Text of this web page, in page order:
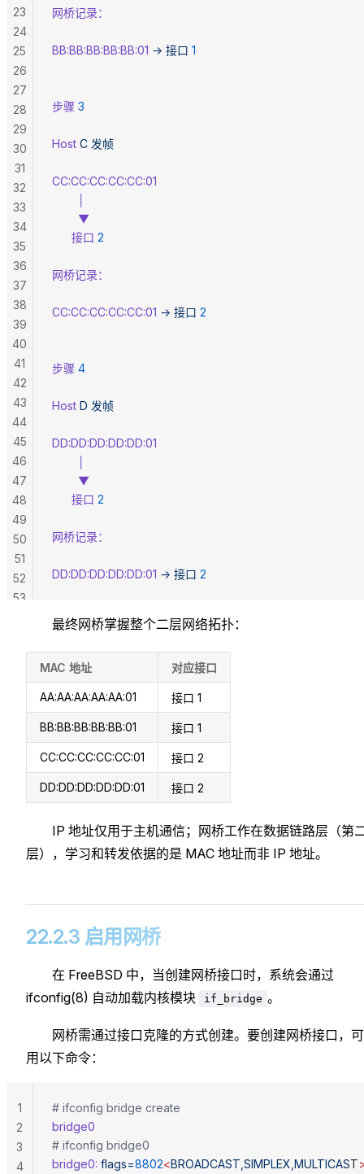
网桥记录：
BB:BB:BB:BB:BB:01 → 接口 1
步骤 3
Host C 发帧
CC:CC:CC:CC:CC:01
        ▼
      接口
2
网桥记录：
CC:CC:CC:CC:CC:01 → 接口 2
步骤 4
Host D 发帧
DD:DD:DD:DD:DD:01
        ▼
      接口
2
网桥记录：
DD:DD:DD:DD:DD:01 → 接口 2
23
24
25
26
27
28
29
30
31
32
33
34
35
36
37
38
39
40
41
42
43
44
45
46
47
48
49
50
51
52
53
最终网桥掌握整个二层网络拓扑：
MAC 地址 对应接口
AA:AA:AA:AA:AA:01 接口 1
BB:BB:BB:BB:BB:01 接口 1
CC:CC:CC:CC:CC:01 接口 2
DD:DD:DD:DD:DD:01 接口 2
IP 地址仅用于主机通信；网桥工作在数据链路层（第
层），学习和转发依据的是 MAC 地址而非 IP 地址。
22.2.3 启用网桥
在 FreeBSD 中，当创建网桥接口时，系统会通过
ifconfig(8) 自动加载内核模块
if_bridge 。
网桥需通过接口克隆的方式创建。要创建网桥接口，
用以下命令：
# ifconfig bridge create
bridge0
# ifconfig bridge0
bridge0: flags=8802<BROADCAST,SIMPLEX,MULTICAST
1
2
3
4